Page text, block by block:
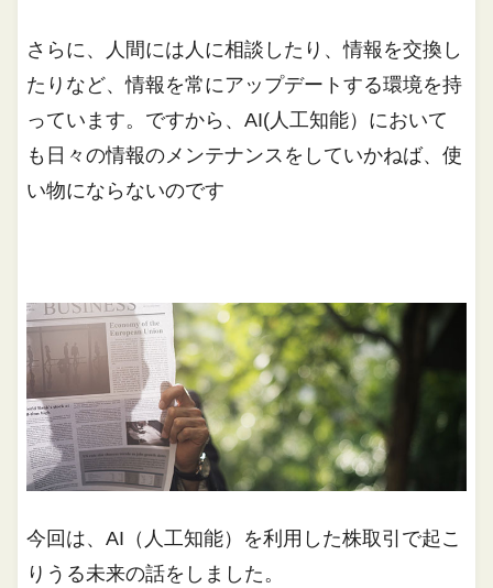
さらに、人間には人に相談したり、情報を交換し
たりなど、情報を常にアップデートする環境を持
っています。ですから、AI(人工知能）において
も日々の情報のメンテナンスをしていかねば、使
い物にならないのです
今回は、AI（人工知能）を利用した株取引で起こ
りうる未来の話をしました。